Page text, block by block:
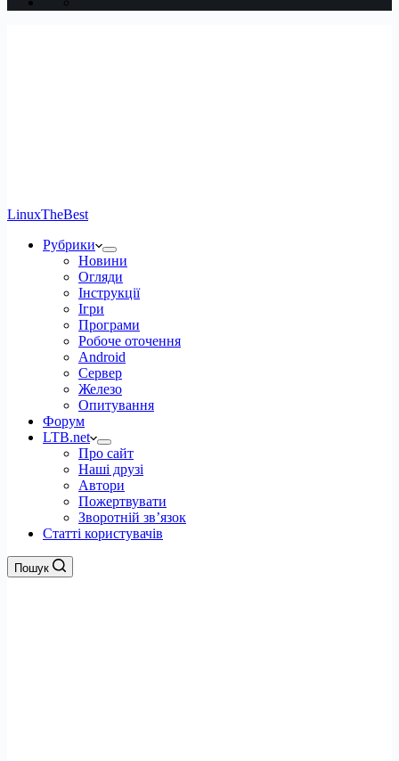
LinuxTheBest
Рубрики
Новини
Огляди
Інструкції
Ігри
Програми
Робоче оточення
Android
Сервер
Железо
Опитування
Форум
LTB.net
Про сайт
Наші друзі
Автори
Пожертвувати
Зворотній зв’язок
Статті користувачів
Пошук